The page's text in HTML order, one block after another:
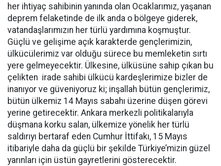
her ihtiyaç sahibinin yanında olan Ocaklarımız, yaşanan
deprem felaketinde de ilk anda o bölgeye giderek,
vatandaşlarımızın her türlü yardımına koşmuştur.
Güçlü ve gelişime açık karakterde gençlerimizin,
ülkücülerimiz var olduğu sürece bu memleketin sırtı
yere gelmeyecektir. Ülkesine, ülküsüne sahip çıkan bu
çelikten irade sahibi ülkücü kardeşlerimize bizler de
inanıyor ve güveniyoruz ki; inşallah bütün gençlerimiz,
bütün ülkemiz 14 Mayıs sabahı üzerine düşen görevi
yerine getirecektir. Ankara merkezli politikalarıyla
düşmana korku salan, ülkemize yönelik her türlü
saldırıyı bertaraf eden Cumhur İttifakı, 15 Mayıs
itibariyle daha da güçlü bir şekilde Türkiye’mizin güzel
yarınları için üstün gayretlerini gösterecektir.